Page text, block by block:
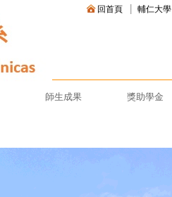
回首頁 輔仁大學
師生成果 獎助學金